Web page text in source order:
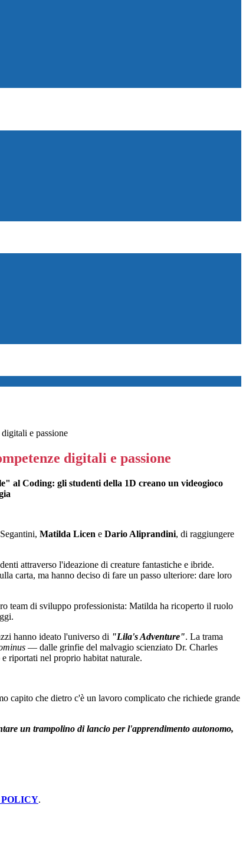
e passione
digitali e passione
al Coding: gli studenti della 1D creano un videogioco
Matilda Licen e Dario Aliprandini, di raggiungere
attraverso l'ideazione di creature fantastiche e ibride.
carta, ma hanno deciso di fare un passo ulteriore: dare loro
team di sviluppo professionista: Matilda ha ricoperto il ruolo
hanno ideato l'universo di "Lila's Adventure". La trama
— dalle grinfie del malvagio scienziato Dr. Charles
riportati nel proprio habitat naturale.
capito che dietro c'è un lavoro complicato che richiede grande
un trampolino di lancio per l'apprendimento autonomo,
.